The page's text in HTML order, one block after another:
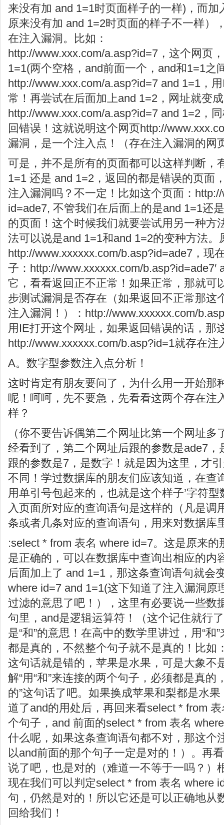
来没有加 and 1=1时页面样子的一样)，而
原来没有加 and 1=2时页面的样子不一样）
在注入漏洞。比如：
http://www.xxx.com/a.asp?id=7，这个网页
1=1(两个空格，and前面一个，and和1=1之
http://www.xxx.com/a.asp?id=7 and 1=1，
常！再尝试在后面加上and 1=2，网址就变
http://www.xxx.com/a.asp?id=7 and 1=2，
回错误！这就说明这个网页http://
漏洞，是一个注入点！（存在注入漏洞的网
可是，并不是所有的页面都可以这样判断，
1=1 还是 and 1=2，返回的都是错误的页面
注入漏洞吗？不一定！比如这个页面：
id=ade7, 不管我们在后面上的是and 1=1还
的页面！这个时候我们就要尝试用另一种方
法可以说是and 1=1和and 1=2的变种方法
http://www.xxxxxx.com/b.asp?id=ade7，现
子：http://www.xxxxxx.com/b.asp?id=ade7′
它，看看返回正不正常！如果正常，那就可
步测试漏洞是否存在（如果返回不正常那这
注入漏洞！）：http://www.xxxxxx.com/
用IE打开这个网址，如果返回错误的话，那
http://www.xxxxxx.com/b.asp?id=1就存在注
A。数字型参数注入点分析！
这时肯定有朋友要问了，为什么用一开始那
呢！呵呵，先不要急，先看看这两个存在注
样？
（你不要告诉偶第二个网址比第一个网址
经看到了，第二个网址后跟的参数是ade7
跟的参数是7，是数字！就是因为这里，才
不同！学过数据库的朋友们应该知道，在查
用单引号包起来的，也就是这个样子’字符
入页面所对应的查询语句是这样的（凡是调
条或者几条对应的查询语句，用来对数据库
:select * from 表名 where id=7。这是原来
是正确的，可以在数据库中查询出相应的内
后面加上了 and 1=1，那这条查询语句就会
where id=7 and 1=1(这下知道了注入漏洞原
过滤的意思了吧！），这里有必要说一些数
句里，and是逻辑运算符！（这个记住就行
是“和”的意思！在高中的数学里讲过，用“和
都是真的，不然整个句子就不是真的！比如
这句话就是错的，苹果是水果，可是大象不
解“用“和”来连接的两个句子，必须都是真
的”这句话了吧。如果换成苹果和梨都是水
道了and的用处后，再回来看select * from
个句子，and 前面的select * from 表名
什么呢，如果这条查询语句都不对，那这个
以and前面的那个句子一定是对的！）。再
说了吧，也是对的（难道一不等于一吗？）
现在我们可以判定select * from 表名 where
句，仍然是对的！所以它还是可以正确地从
回给我们！